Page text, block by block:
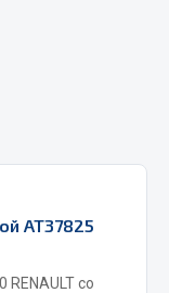
АТ37825
со